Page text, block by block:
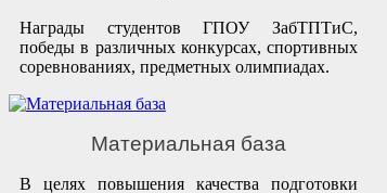
Награды студентов ГПОУ ЗабТПТиС,
победы в различных конкурсах, спортивных
соревнованиях, предметных олимпиадах.
Материальная база
В целях повышения качества подготовки